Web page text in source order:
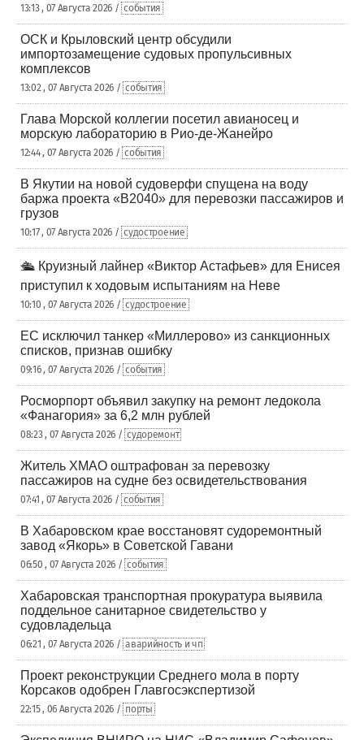
13:13 , 07 Августа 2026 / события
ОСК и Крыловский центр обсудили
импортозамещение судовых пропульсивных
комплексов
13:02 , 07 Августа 2026 / события
Глава Морской коллегии посетил авианосец и
морскую лабораторию в Рио-де-Жанейро
12:44 , 07 Августа 2026 / события
В Якутии на новой судоверфи спущена на воду
баржа проекта «В2040» для перевозки пассажиров и
грузов
10:17 , 07 Августа 2026 / судостроение
🛳️ Круизный лайнер «Виктор Астафьев» для Енисея
приступил к ходовым испытаниям на Неве
10:10 , 07 Августа 2026 / судостроение
ЕС исключил танкер «Миллерово» из санкционных
списков, признав ошибку
09:16 , 07 Августа 2026 / события
Росморпорт объявил закупку на ремонт ледокола
«Фанагория» за 6,2 млн рублей
08:23 , 07 Августа 2026 / судоремонт
Житель ХМАО оштрафован за перевозку
пассажиров на судне без освидетельствования
07:41 , 07 Августа 2026 / события
В Хабаровском крае восстановят судоремонтный
завод «Якорь» в Советской Гавани
06:50 , 07 Августа 2026 / события
Хабаровская транспортная прокуратура выявила
поддельное санитарное свидетельство у
судовладельца
06:21 , 07 Августа 2026 / аварийность и чп
Проект реконструкции Среднего мола в порту
Корсаков одобрен Главгосэкспертизой
22:15 , 06 Августа 2026 / порты